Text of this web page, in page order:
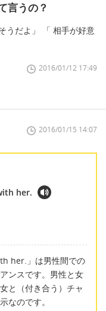
言うの？
うだよ」 「 相手が好意
2016/01/12 17:49
2016/01/15 14:07
her.
her.」は男性間での
ンスです。男性と女
と（付き合う）チャ
なのです。